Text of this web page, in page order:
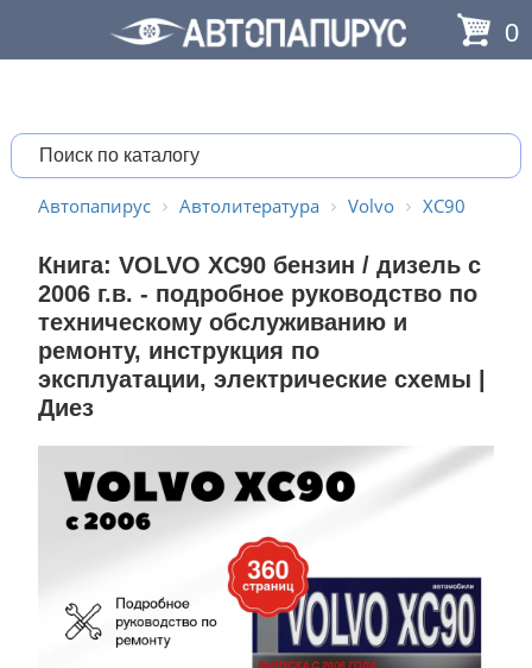
0
Автопапирус Автолитература Volvo XC90
Книга: VOLVO XC90 бензин / дизель с
2006 г.в. - подробное руководство по
техническому обслуживанию и
ремонту, инструкция по
эксплуатации, электрические схемы |
Диез